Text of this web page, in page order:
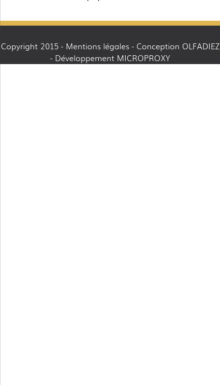
Copyright 2015 - Mentions légales- Conception OLFADIEZ
- Développement MICROPROXY